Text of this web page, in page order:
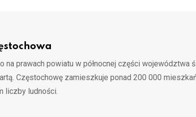
na prawach powiatu w północnej części województwa
Częstochowę zamieszkuje ponad 200 000
liczby ludności.